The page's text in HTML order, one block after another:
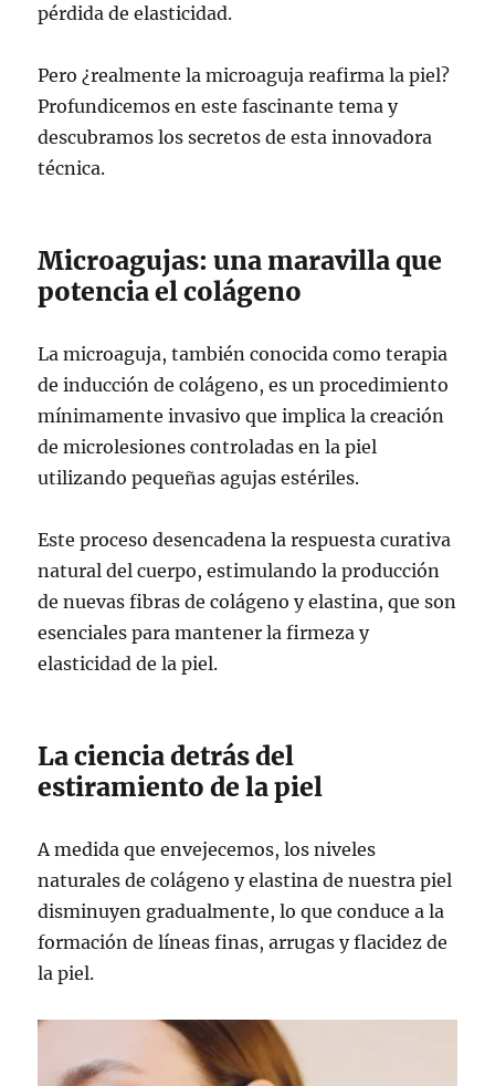
pérdida de elasticidad.
Pero ¿realmente la microaguja reafirma la piel?
Profundicemos en este fascinante tema y
descubramos los secretos de esta innovadora
técnica.
Microagujas: una maravilla que
potencia el colágeno
La microaguja, también conocida como terapia
de inducción de colágeno, es un procedimiento
mínimamente invasivo que implica la creación
de microlesiones controladas en la piel
utilizando pequeñas agujas estériles.
Este proceso desencadena la respuesta curativa
natural del cuerpo, estimulando la producción
de nuevas fibras de colágeno y elastina, que son
esenciales para mantener la firmeza y
elasticidad de la piel.
La ciencia detrás del
estiramiento de la piel
A medida que envejecemos, los niveles
naturales de colágeno y elastina de nuestra piel
disminuyen gradualmente, lo que conduce a la
formación de líneas finas, arrugas y flacidez de
la piel.